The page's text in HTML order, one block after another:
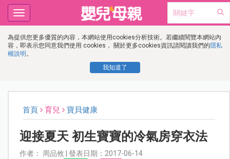
為提供您更多優質的內容，本網站使用cookies分析技術。若繼續閱覽本網站內
容，即表示您同意我們使用 cookies， 關於更多cookies資訊請閱讀我們的隱私
權說明 。
我知道了
Toggle
navigation
首頁 育兒 寶貝健康
迎接夏天 初生寶寶的冷氣房穿衣法
作者： 周品攸 | 發表日期：2017-06-14